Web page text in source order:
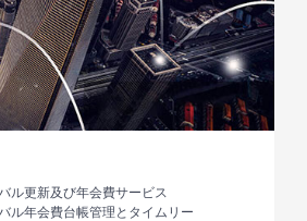
ル更新及び年会費サービス
ル年会費台帳管理とタイムリー